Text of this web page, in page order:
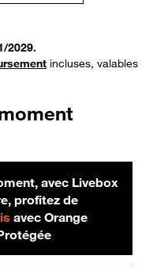
2029.
incluses, valables
avec Livebox
profitez de
20 € par mois
avec Orange